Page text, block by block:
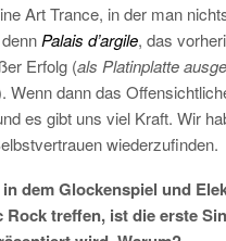
Art Trance, in der man
Palais d’argile, das
Erfolg (als Platinplatte
Wenn dann das
es gibt uns viel Kraft. Wir
wiederzufinden.
in dem Glockenspiel und
Rock treffen, ist die erste